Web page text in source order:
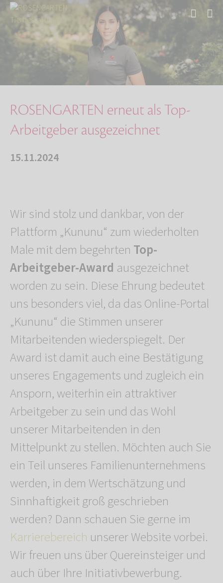
Über uns
Aktuelles
ROSENGARTEN erneut als Top-Arbeitgeber ausgez…
ROSENGARTEN erneut als Top-
Arbeitgeber ausgezeichnet
15.11.2024
Wir sind stolz und dankbar, von der
Plattform „Kununu“ zum wiederholten
Male mit dem begehrten Top-
Arbeitgeber-Award ausgezeichnet
worden zu sein. Diese Ehrung bedeutet
uns besonders viel, da das Online-Portal
„Kununu“ die Stimmen unserer
Mitarbeitenden wiederspiegelt. Der
Award ist damit auch eine Bestätigung
unseres Engagements und zugleich ein
Ansporn, weiterhin ein attraktiver
Arbeitgeber zu sein und das Wohl
unserer Mitarbeitenden in den
Mittelpunkt zu stellen. Möchten auch Sie
ein Teil unseres Familienunternehmens
werden, in dem Wertschätzung und
Sinnhaftigkeit groß geschrieben
werden? Dann schauen Sie gerne im
Karrierebereich unserer Website vorbei.
Wir freuen uns über Quereinsteiger und
auch über Ihre Initiativbewerbung.